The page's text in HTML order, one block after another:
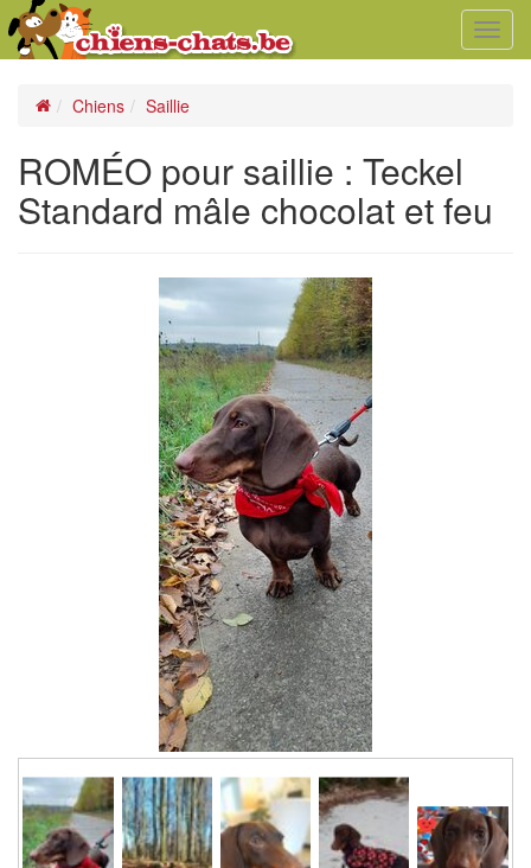
Chiens Saillie
ROMÉO pour saillie : Teckel
Standard mâle chocolat et feu